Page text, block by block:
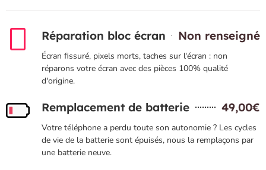
Réparation bloc écran Non renseigné
Écran fissuré, pixels morts, taches sur l'écran : non
réparons votre écran avec des pièces 100% qualité
d'origine.
Remplacement de batterie 49,00€
Votre téléphone a perdu toute son autonomie ? Les cycles
de vie de la batterie sont épuisés, nous la remplaçons par
une batterie neuve.